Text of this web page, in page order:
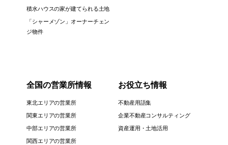
積水ハウスの家が建てられる土地
「シャーメゾン」オーナーチェン
ジ物件
全国の営業所情報
東北エリアの営業所
関東エリアの営業所
中部エリアの営業所
関西エリアの営業所
お役立ち情報
不動産用語集
企業不動産コンサルティング
資産運用・土地活用